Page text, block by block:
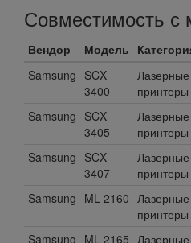
Совместимость с
Вендор Модель
Samsung SCX
3400
Лазерные
Samsung SCX
3405
Лазерные
Samsung SCX
3407
Лазерные
Samsung ML 2160 Лазерные
Samsung ML 2165 Лазерные